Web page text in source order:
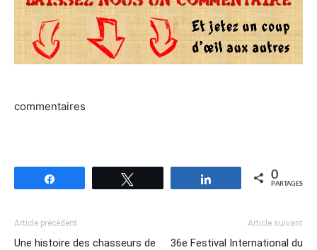
commentaires
Partagez 0
PARTAGES
Article précédent
Une histoire des chasseurs de
Article suivant
36e Festival International du